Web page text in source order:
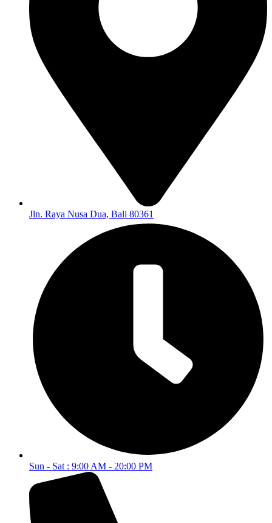
Jln. Raya Nusa Dua, Bali 80361
Sun - Sat : 9:00 AM - 20:00 PM